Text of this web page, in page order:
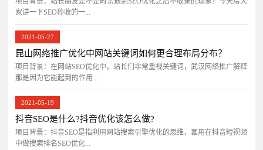
家讲一下SEO秒收的一...
2021-05-27
昆山网络推广优化中网站关键词如何更合理布局分布？
项目背景：在网站SEO优化中，站长们非常重视关键词，武汉网络推广解释
那是因为它能起到的作用...
2021-05-19
抖音SEO是什么?抖音优化该怎么做?
项目背景：抖音SEO是指利用网站搜索引擎优化的思维，套用在抖音短视频
中做搜索排名SEO优化...